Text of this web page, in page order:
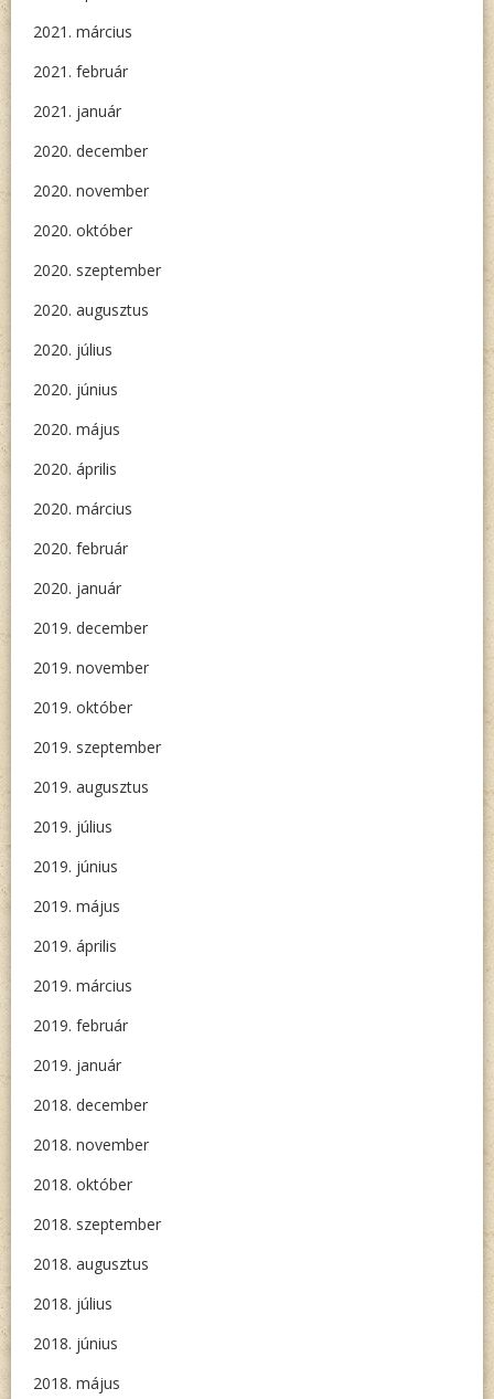
2021. március
2021. február
2021. január
2020. december
2020. november
2020. október
2020. szeptember
2020. augusztus
2020. július
2020. június
2020. május
2020. április
2020. március
2020. február
2020. január
2019. december
2019. november
2019. október
2019. szeptember
2019. augusztus
2019. július
2019. június
2019. május
2019. április
2019. március
2019. február
2019. január
2018. december
2018. november
2018. október
2018. szeptember
2018. augusztus
2018. július
2018. június
2018. május